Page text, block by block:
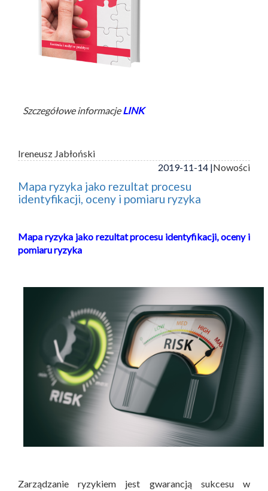
Szczegółowe informacjeLINK
Ireneusz Jabłoński
2019-11-14 |Nowości
Mapa ryzyka jako rezultat procesu
identyfikacji, oceny i pomiaru ryzyka
Mapa ryzyka jako rezultat procesu identyfikacji, oceny i
pomiaru ryzyka
Zarządzanie ryzykiem jest gwarancją sukcesu w